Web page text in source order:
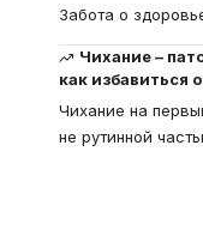
Забота о
Чихание –
как избавиться
Чихание на
не рутинной